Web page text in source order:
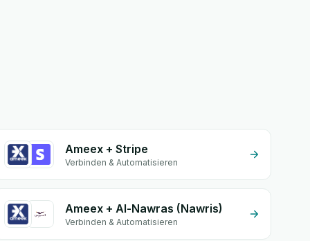
Ameex + Stripe
Verbinden & Automatisieren
Ameex + Al-Nawras (Nawris)
Verbinden & Automatisieren